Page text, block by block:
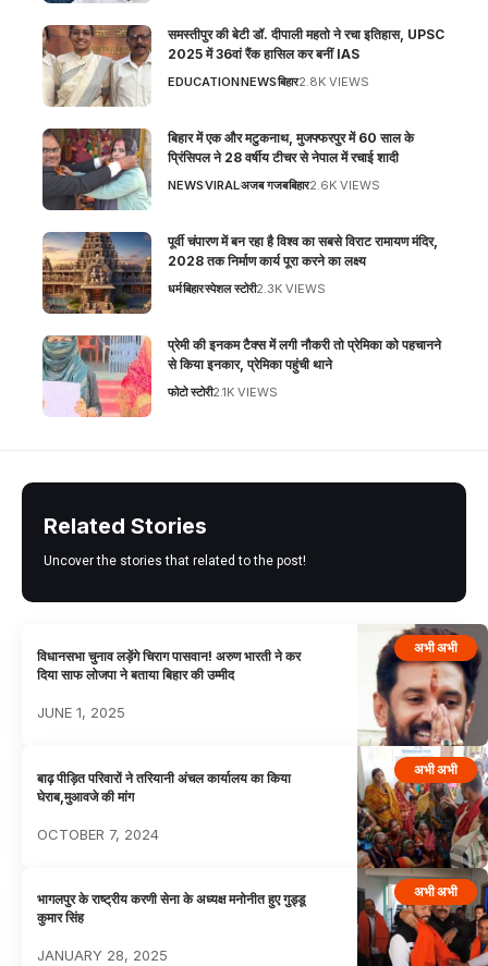
समस्तीपुर की बेटी डॉ. दीपाली महतो ने रचा इतिहास, UPSC
2025 में 36वां रैंक हासिल कर बनीं IAS
EDUCATIONNEWSबिहार2.8K VIEWS
बिहार में एक और मटुकनाथ, मुजफ्फरपुर में 60 साल के
प्रिंसिपल ने 28 वर्षीय टीचर से नेपाल में रचाई शादी
NEWSVIRALअजब गजबबिहार2.6K VIEWS
पूर्वी चंपारण में बन रहा है विश्व का सबसे विराट रामायण मंदिर,
2028 तक निर्माण कार्य पूरा करने का लक्ष्य
धर्मबिहारस्पेशल स्टोरी2.3K VIEWS
प्रेमी की इनकम टैक्स में लगी नौकरी तो प्रेमिका को पहचानने
से किया इनकार, प्रेमिका पहुंची थाने
फोटो स्टोरी2.1K VIEWS
Related Stories
Uncover the stories that related to the post!
अभी अभी
विधानसभा चुनाव लड़ेंगे चिराग पासवान! अरुण भारती ने कर
दिया साफ लोजपा ने बताया बिहार की उम्मीद
JUNE 1, 2025
अभी अभी
बाढ़ पीड़ित परिवारों ने तरियानी अंचल कार्यालय का किया
घेराब,मुआवजे की मांग
OCTOBER 7, 2024
अभी अभी
भागलपुर के राष्ट्रीय करणी सेना के अध्यक्ष मनोनीत हुए गुड्डू
कुमार सिंह
JANUARY 28, 2025